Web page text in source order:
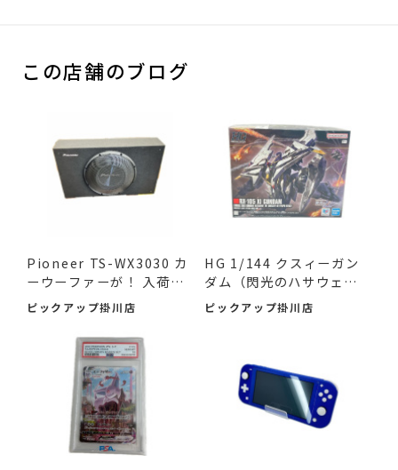
この店舗のブログ
Pioneer TS-WX3030 カ
ーウーファーが！ 入荷し
ました♪
ピックアップ掛川店
HG 1/144 クスィーガン
ダム（閃光のハサウェ
イ）が...
ピックアップ掛川店